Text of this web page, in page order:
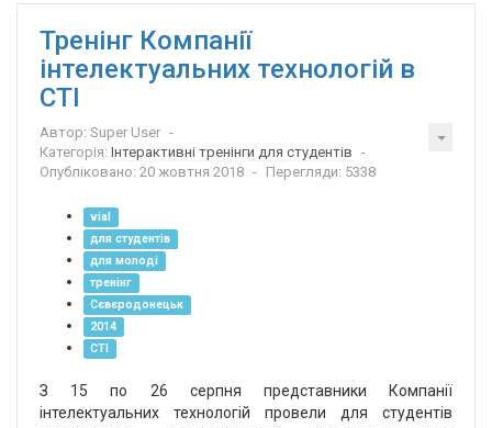
Тренінг Компанії
інтелектуальних технологій в
СТІ
Автор: Super User
Категорія: Інтерактивні тренінги для студентів
Опубліковано: 20 жовтня 2018
Перегляди: 5338
vial
для студентів
для молоді
тренінг
Сєвєродонецьк
2014
СТІ
З 15 по 26 серпня представники Компанії
інтелектуальних технологій провели для студентів